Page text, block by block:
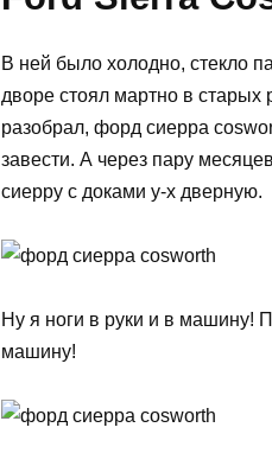
В ней было холодно, стекло
дворе стоял мартно в старых
разобрал, форд сиерра
завести. А через пару
сиерру с доками у-х дверную.
Ну я ноги в руки и в машину!
машину!